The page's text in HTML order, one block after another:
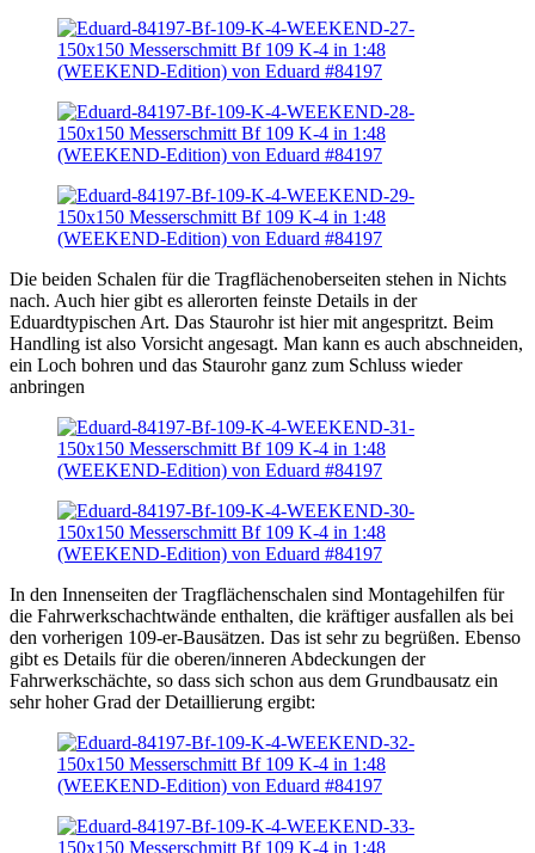
Die beiden Schalen für die Tragflächenoberseiten stehen in Nichts
nach. Auch hier gibt es allerorten feinste Details in der
Eduardtypischen Art. Das Staurohr ist hier mit angespritzt. Beim
Handling ist also Vorsicht angesagt. Man kann es auch abschneiden,
ein Loch bohren und das Staurohr ganz zum Schluss wieder
anbringen
In den Innenseiten der Tragflächenschalen sind Montagehilfen für
die Fahrwerkschachtwände enthalten, die kräftiger ausfallen als bei
den vorherigen 109-er-Bausätzen. Das ist sehr zu begrüßen. Ebenso
gibt es Details für die oberen/inneren Abdeckungen der
Fahrwerkschächte, so dass sich schon aus dem Grundbausatz ein
sehr hoher Grad der Detaillierung ergibt: